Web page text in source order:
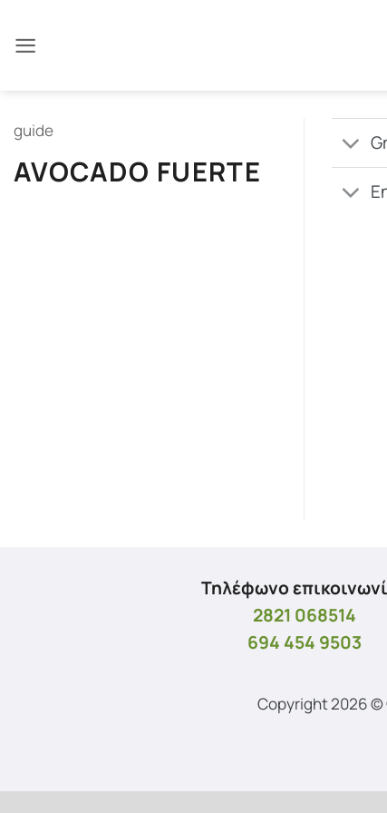
στο
guide
AVOCADO FUERTE
Τηλέφωνο
2821 068514
694 454 9503
Copyright 2026 ©